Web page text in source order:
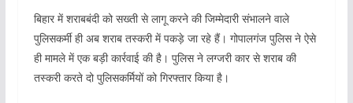
बिहार में शराबबंदी को सख्ती से लागू करने की जिम्मेदारी संभालने वाले
पुलिसकर्मी ही अब शराब तस्करी में पकड़े जा रहे हैं। गोपालगंज पुलिस ने ऐसे
ही मामले में एक बड़ी कार्रवाई की है। पुलिस ने लग्जरी कार से शराब की
तस्करी करते दो पुलिसकर्मियों को गिरफ्तार किया है।